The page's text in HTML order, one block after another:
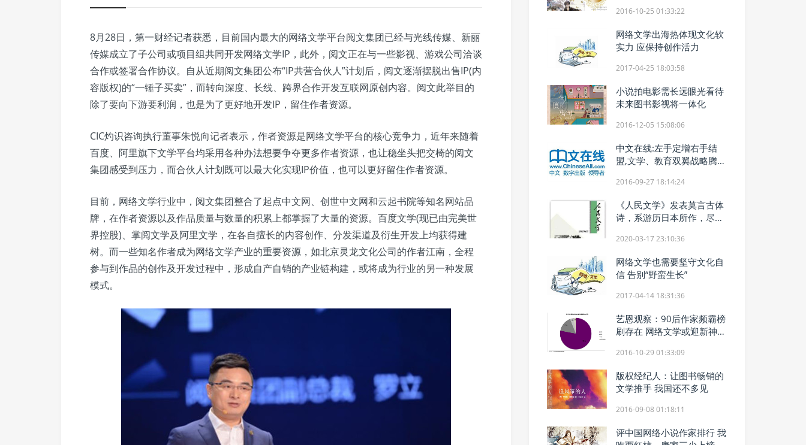
8月28日，第一财经记者获悉，目前国内最大的网络文学平台阅文集团已经与光线传媒、新丽
传媒成立了子公司或项目组共同开发网络文学IP，此外，阅文正在与一些影视、游戏公司洽谈
合作或签署合作协议。自从近期阅文集团公布“IP共营合伙人”计划后，阅文逐渐摆脱出售IP(内
容版权)的“一锤子买卖”，而转向深度、长线、跨界合作开发互联网原创内容。阅文此举目的
除了要向下游要利润，也是为了更好地开发IP，留住作者资源。
CIC灼识咨询执行董事朱悦向记者表示，作者资源是网络文学平台的核心竞争力，近年来随着
百度、阿里旗下文学平台均采用各种办法想要争夺更多作者资源，也让稳坐头把交椅的阅文
集团感受到压力，而合伙人计划既可以最大化实现IP价值，也可以更好留住作者资源。
目前，网络文学行业中，阅文集团整合了起点中文网、创世中文网和云起书院等知名网站品
牌，在作者资源以及作品质量与数量的积累上都掌握了大量的资源。百度文学(现已由完美世
界控股)、掌阅文学及阿里文学，在各自擅长的内容创作、分发渠道及衍生开发上均获得建
树。而一些知名作者成为网络文学产业的重要资源，如北京灵龙文化公司的作者江南，全程
参与到作品的创作及开发过程中，形成自产自销的产业链构建，或将成为行业的另一种发展
模式。
2016-10-25 01:33:22
网络文学出海热体现文化软
实力 应保持创作活力
2017-04-25 18:03:58
小说拍电影需长远眼光看待
未来图书影视将一体化
2016-12-05 15:08:06
中文在线:左手定增右手结
盟,文学、教育双翼战略腾飞
2016-09-27 18:14:24
《人民文学》发表莫言古体
诗，系游历日本所作，尽显
2020-03-17 23:10:36
网络文学也需要坚守文化自
信 告别“野蛮生长”
2017-04-14 18:31:36
艺恩观察：90后作家频霸榜
刷存在 网络文学或迎新神上
2016-10-29 01:33:09
版权经纪人：让图书畅销的
文学推手 我国还不多见
2016-09-08 01:18:11
评中国网络小说作家排行 我